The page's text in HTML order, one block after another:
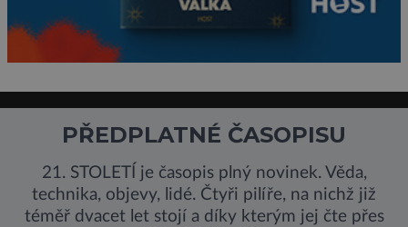
PŘEDPLATNÉ ČASOPISU
21. STOLETÍ je časopis plný novinek. Věda,
technika, objevy, lidé. Čtyři pilíře, na nichž již
téměř dvacet let stojí a díky kterým jej čte přes